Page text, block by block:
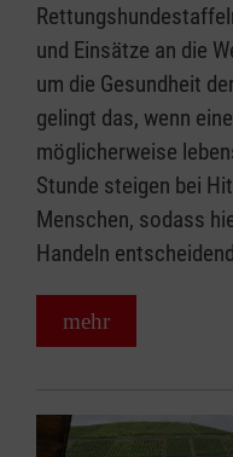
und Einsätze an die
um die Gesundheit
gelingt das, wenn
möglicherweise
Stunde steigen bei
Menschen, sodass
Handeln
mehr